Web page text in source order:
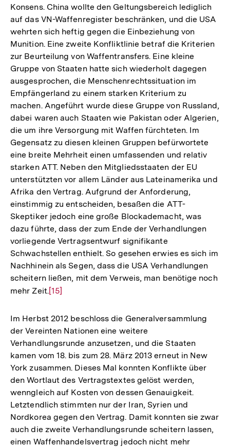
Konsens. China wollte den Geltungsbereich lediglich
auf das VN-Waffenregister beschränken, und die USA
wehrten sich heftig gegen die Einbeziehung von
Munition. Eine zweite Konfliktlinie betraf die Kriterien
zur Beurteilung von Waffentransfers. Eine kleine
Gruppe von Staaten hatte sich wiederholt dagegen
ausgesprochen, die Menschenrechtssituation im
Empfängerland zu einem starken Kriterium zu
machen. Angeführt wurde diese Gruppe von Russland,
dabei waren auch Staaten wie Pakistan oder Algerien,
die um ihre Versorgung mit Waffen fürchteten. Im
Gegensatz zu diesen kleinen Gruppen befürwortete
eine breite Mehrheit einen umfassenden und relativ
starken ATT. Neben den Mitgliedsstaaten der EU
unterstützten vor allem Länder aus Lateinamerika und
Afrika den Vertrag. Aufgrund der Anforderung,
einstimmig zu entscheiden, besaßen die ATT-
Skeptiker jedoch eine große Blockademacht, was
dazu führte, dass der zum Ende der Verhandlungen
vorliegende Vertragsentwurf signifikante
Schwachstellen enthielt. So gesehen erwies es sich im
Nachhinein als Segen, dass die USA Verhandlungen
scheitern ließen, mit dem Verweis, man benötige noch
mehr Zeit.Zur
der
Fußnote
[15]
Im Herbst 2012 beschloss die Generalversammlung
der Vereinten Nationen eine weitere
Verhandlungsrunde anzusetzen, und die Staaten
kamen vom 18. bis zum 28. März 2013 erneut in New
York zusammen. Dieses Mal konnten Konflikte über
den Wortlaut des Vertragstextes gelöst werden,
wenngleich auf Kosten von dessen Genauigkeit.
Letztendlich stimmten nur der Iran, Syrien und
Nordkorea gegen den Vertrag. Damit konnten sie zwar
auch die zweite Verhandlungsrunde scheitern lassen,
einen Waffenhandelsvertrag jedoch nicht mehr